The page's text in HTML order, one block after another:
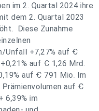
im 2. Quartal 2024 ihre
dem 2. Quartal 2023
Diese Zunahme
Unfall +7,27% auf Ꞓ
auf Ꞓ 1,26 Mrd.
auf Ꞓ 791 Mio. Im
auf Ꞓ
6,39% im